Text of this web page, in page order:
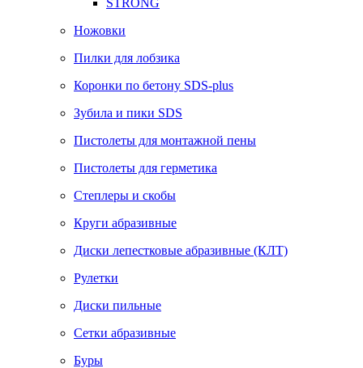
STRONG
Ножовки
Пилки для лобзика
Коронки по бетону SDS-plus
Зубила и пики SDS
Пистолеты для монтажной пены
Пистолеты для герметика
Степлеры и скобы
Круги абразивные
Диски лепестковые абразивные (КЛТ)
Рулетки
Диски пильные
Сетки абразивные
Буры